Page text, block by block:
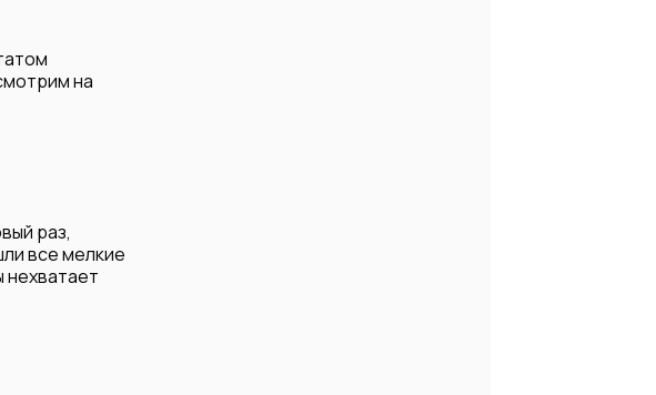
на
раз,
все мелкие
нехватает